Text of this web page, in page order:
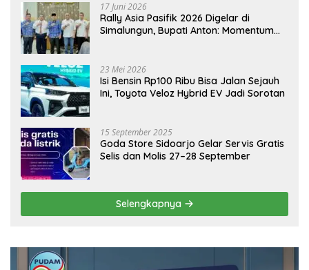
17 Juni 2026
Rally Asia Pasifik 2026 Digelar di
Simalungun, Bupati Anton: Momentum
23 Mei 2026
Isi Bensin Rp100 Ribu Bisa Jalan Sejauh
Ini, Toyota Veloz Hybrid EV Jadi Sorotan
15 September 2025
Goda Store Sidoarjo Gelar Servis Gratis
Selis dan Molis 27–28 September
Selengkapnya